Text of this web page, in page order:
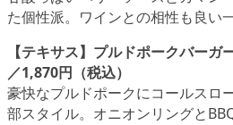
た個性派。ワインとの相性も良い一
【テキサス】プルドポークバーガ
／1,870円（税込）
豪快なプルドポークにコールスロ
部スタイル。オニオンリングと